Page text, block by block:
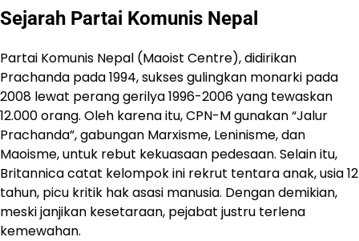
Sejarah Partai Komunis Nepal
Partai Komunis Nepal (Maoist Centre), didirikan
Prachanda pada 1994, sukses gulingkan monarki pada
2008 lewat perang gerilya 1996-2006 yang tewaskan
12.000 orang. Oleh karena itu, CPN-M gunakan “Jalur
Prachanda”, gabungan Marxisme, Leninisme, dan
Maoisme, untuk rebut kekuasaan pedesaan. Selain itu,
Britannica catat kelompok ini rekrut tentara anak, usia 12
tahun, picu kritik hak asasi manusia. Dengan demikian,
meski janjikan kesetaraan, pejabat justru terlena
kemewahan.